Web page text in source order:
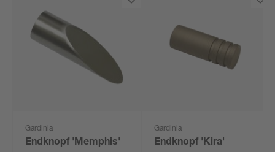
Gardinia
Endknopf 'Memphis'
Gardinia
Endknopf 'Kira'